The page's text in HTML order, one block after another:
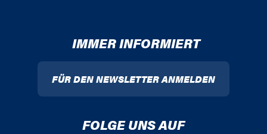
IMMER INFORMIERT
FÜR DEN NEWSLETTER ANMELDEN
FOLGE UNS AUF